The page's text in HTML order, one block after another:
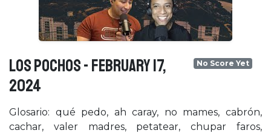
LOS POCHOS - February 17,
2024
No Score Yet
Glosario: qué pedo, ah caray, no mames, cabrón,
cachar, valer madres, petatear, chupar faros,